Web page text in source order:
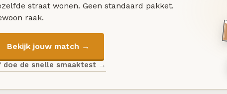
straat wonen. Geen standaard pakket.
raak.
Bekijk jouw match →
doe de snelle smaaktest →